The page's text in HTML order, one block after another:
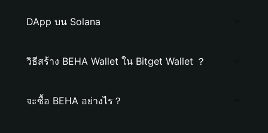
DApp บน Solana
วิธีสร้าง BEHA Wallet ใน Bitget Wallet ？
จะซื้อ BEHA อย่างไร？